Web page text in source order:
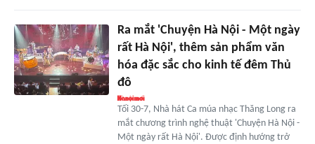
Ra mắt 'Chuyện Hà Nội - Một ngày
rất Hà Nội', thêm sản phẩm văn
hóa đặc sắc cho kinh tế đêm Thủ
đô
Tối 30-7, Nhà hát Ca múa nhạc Thăng Long ra
mắt chương trình nghệ thuật 'Chuyện Hà Nội -
Một ngày rất Hà Nội'. Được định hướng trở